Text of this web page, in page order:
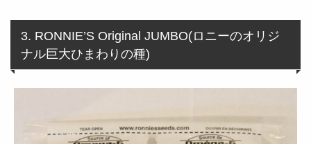
3. RONNIE’S Original JUMBO(ロニーのオリジ
ナル巨大ひまわりの種)